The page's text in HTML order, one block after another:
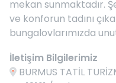
mekan sunmaktadır.
ve konforun tadını
bungalovlarımızda
İletişim Bilgilerimiz
BURMUS TATİL